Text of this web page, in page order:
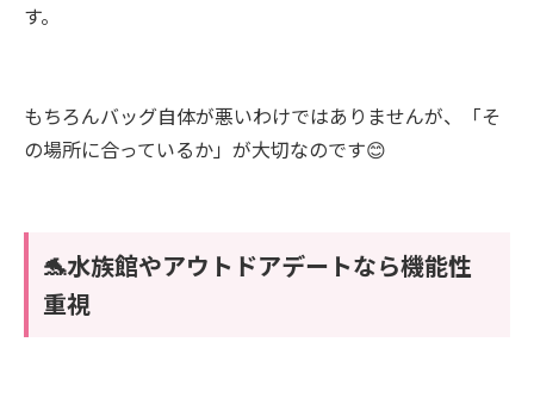
す。
もちろんバッグ自体が悪いわけではありませんが、「そ
の場所に合っているか」が大切なのです😊
🐬水族館やアウトドアデートなら機能性
重視